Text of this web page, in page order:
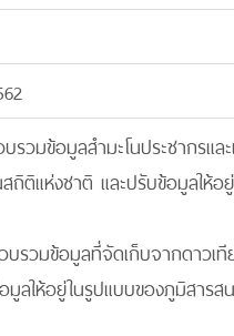
รวมข้อมูลสำมะโนประชากรแ
ถิติแห่งชาติ และปรับข้อมูลให้อ
บรวมข้อมูลที่จัดเก็บจากดาว
มูลให้อยู่ในรูปแบบของภูมิสารส